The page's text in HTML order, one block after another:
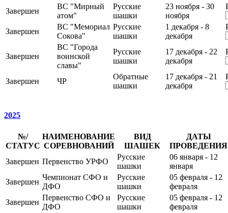
Завершен
ВС "Мирный
атом"
Русские
шашки
23 ноября - 30
ноября
Завершен
ВС "Мемориал
Сокова"
Русские
шашки
1 декабря - 8
декабря
Завершен
ВС "Города
воинской
славы"
Русские
шашки
17 декабря - 22
декабря
Завершен ЧР
Обратные
шашки
17 декабря - 21
декабря
2025
№/
СТАТУС
НАИМЕНОВАНИЕ
СОРЕВНОВАНИЙ
ВИД
ШАШЕК
ДАТЫ
ПРОВЕДЕНИЯ
Завершен Первенство УРФО
Русские
шашки
06 января - 12
января
Завершен
Чемпионат СФО и
ДФО
Русские
шашки
05 февраля - 12
февраля
Завершен
Первенство СФО и
ДФО
Русские
шашки
05 февраля - 12
февраля